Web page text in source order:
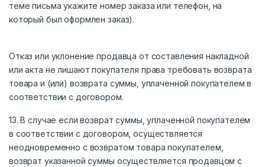
теме письма укажите номер заказа или телефон, на
который был оформлен заказ).
Отказ или уклонение продавца от составления накладной
или акта не лишают покупателя права требовать возврата
товара и (или) возврата суммы, уплаченной покупателем в
соответствии с договором.
13. В случае если возврат суммы, уплаченной покупателем
в соответствии с договором, осуществляется
неодновременно с возвратом товара покупателем,
возврат указанной суммы осуществляется продавцом с